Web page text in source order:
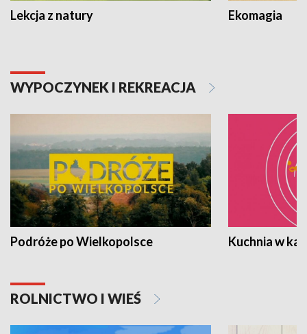
Lekcja z natury Ekomagia
WYPOCZYNEK I REKREACJA
Podróże po Wielkopolsce Kuchnia w
ROLNICTWO I WIEŚ